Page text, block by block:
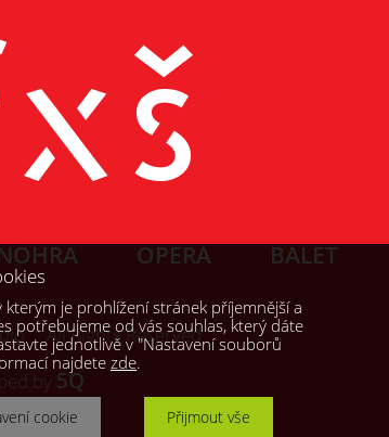
OPERA BALET
All Rights Reserved
by 5Q
je prohlížení stránek příjemnější a
potřebujeme od vás souhlas, který dáte
jednotlivě v "Nastavení souborů
najdete zde.
cookie Přijmout vše